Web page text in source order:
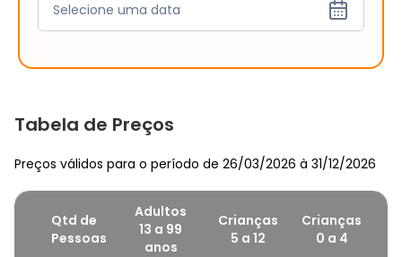
Selecione uma data
Tabela de Preços
Preços válidos para o período de 26/03/2026 à 31/12/2026
Qtd de
Pessoas
Adultos
13 a 99
anos
Crianças
5 a 12
Crianças
0 a 4